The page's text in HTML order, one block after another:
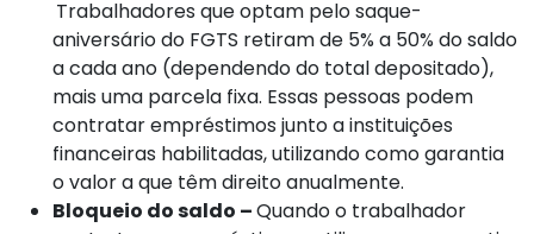
Trabalhadores que optam pelo saque-
aniversário do FGTS retiram de 5% a 50% do saldo
a cada ano (dependendo do total depositado),
mais uma parcela fixa. Essas pessoas podem
contratar empréstimos junto a instituições
financeiras habilitadas, utilizando como garantia
o valor a que têm direito anualmente.
Bloqueio do saldo –Quando o trabalhador